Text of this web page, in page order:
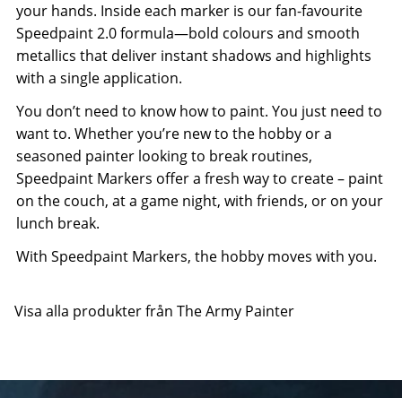
your hands. Inside each marker is our fan-favourite
Speedpaint 2.0 formula—bold colours and smooth
metallics that deliver instant shadows and highlights
with a single application.
You don’t need to know how to paint. You just need to
want to. Whether you’re new to the hobby or a
seasoned painter looking to break routines,
Speedpaint Markers offer a fresh way to create – paint
on the couch, at a game night, with friends, or on your
lunch break.
With Speedpaint Markers, the hobby moves with you.
Visa alla produkter från The Army Painter